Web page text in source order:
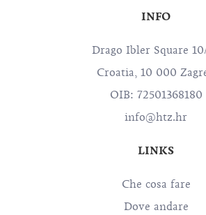
INFO
Drago Ibler Square
Croatia, 10 000
OIB: 72501368180
info@htz.hr
LINKS
Che cosa fare
Dove andare